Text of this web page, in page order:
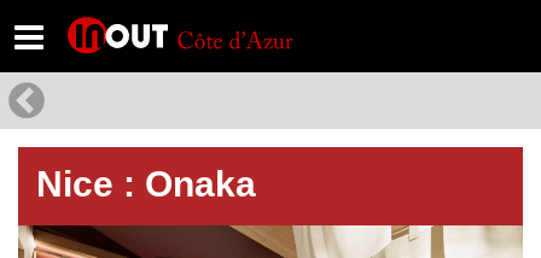
Nice : Onaka